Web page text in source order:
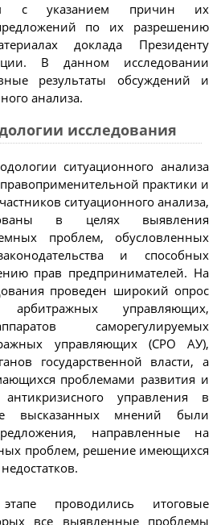
с указанием причин их
по их разрешению
доклада Президенту
В данном исследовании
результаты обсуждений и
анализа.
исследования
ситуационного анализа
практики и
ситуационного анализа,
в целях выявления
проблем, обусловленных
и способных
прав предпринимателей. На
проведен широкий опрос
арбитражных управляющих,
саморегулируемых
управляющих (СРО АУ),
государственной власти, а
проблемами развития и
антикризисного управления в
высказанных мнений были
направленные на
проблем, решение имеющихся
проводились итоговые
все выявленные проблемы